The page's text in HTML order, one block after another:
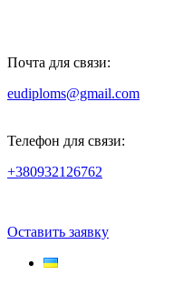
Почта для связи:
eudiploms@gmail.com
Телефон для связи:
+380932126762
Оставить заявку